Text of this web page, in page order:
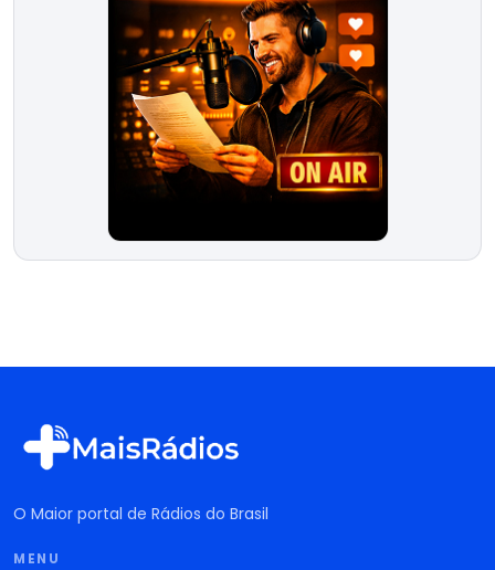
O Maior portal de Rádios do Brasil
MENU